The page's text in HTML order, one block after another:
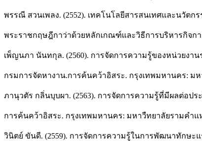
พรรณี สวนเพลง. (2552). เทคโนโลยีสารสนเทศและนวัต
พระราชกฤษฎีกาว่าด้วยหลักเกณฑ์และวิธีการบริหารกิจการ
เพ็ญนภา นันทกุล. (2560). การจัดการความรู้ของหน่วยง
กรมการจัดหางาน.การค้นคว้าอิสระ. กรุงเทพมหานคร: ม
ภานุวตัร กลิ่นบุบผา. (2563). การจัดการความรู้ที่มีผลต่อป
การค้นคว้าอิสระ. กรุงเทพมหานคร: มหาวืทยาลัยรามคำแ
วินิตย์ ขันดี. (2559). การจัดการความรู้ในการพัฒนาทักษะ